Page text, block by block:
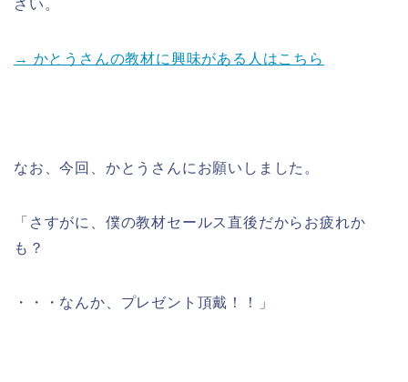
さい。
→ かとうさんの教材に興味がある人はこちら
なお、今回、かとうさんにお願いしました。
「さすがに、僕の教材セールス直後だからお疲れか
も？
・・・なんか、プレゼント頂戴！！」